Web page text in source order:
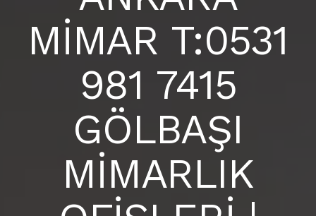
ANKARA İÇ MİMARLIK OFİSİ |
MİMAR T:0531
981 7415
GÖLBAŞI
MİMARLIK